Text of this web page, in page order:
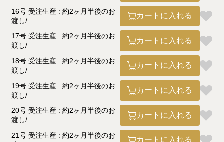
16号 受注生産 : 約2ヶ月半後のお
渡し
カートに入れる
17号 受注生産 : 約2ヶ月半後のお
渡し
カートに入れる
18号 受注生産 : 約2ヶ月半後のお
渡し
カートに入れる
19号 受注生産 : 約2ヶ月半後のお
渡し
カートに入れる
20号 受注生産 : 約2ヶ月半後のお
渡し
カートに入れる
21号 受注生産 : 約2ヶ月半後のお
カートに入れる